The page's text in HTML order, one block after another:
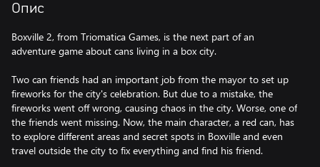
Опис
Boxville 2, from Triomatica Games, is the next part of an
adventure game about cans living in a box city.
Two can friends had an important job from the mayor to set up
fireworks for the city's celebration. But due to a mistake, the
fireworks went off wrong, causing chaos in the city. Worse, one of
the friends went missing. Now, the main character, a red can, has
to explore different areas and secret spots in Boxville and even
travel outside the city to fix everything and find his friend.